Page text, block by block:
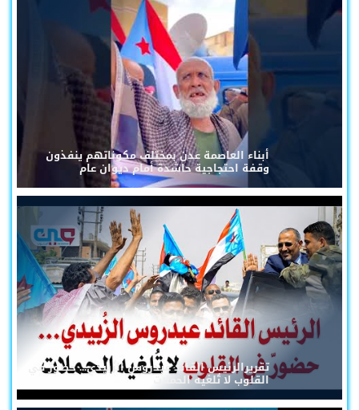
أبناء العاصمة عدن بمختلف مكوناتهم ينفذون
وقفة احتجاجية حاشدة أمام ديوان عام
تقريرالرئيس القائد عيدروس الزُبيدي... حضورٌ في
القلوب لا تُلغيه الحملات